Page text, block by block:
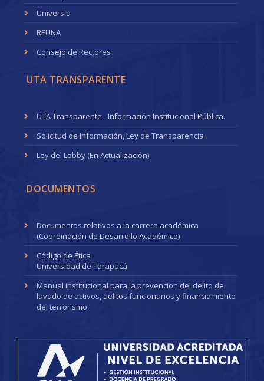
Universia
REUNA
Consejo de Rectores
UTA TRANSPARENTE
UTA Transparente - Información Institucional Pública.
Solicitud de Información, Ley de Transparencia
Ley del Lobby (En Actualización)
DOCUMENTOS
Documentos relativos a la carrera académica
(Coordinación de Desarrollo Académico)
Código de Ética
Universidad de Tarapacá
Manual institucional para la prevencion del delito de
lavado de activos, delitos funcionarios y financiamiento
del terrorismo